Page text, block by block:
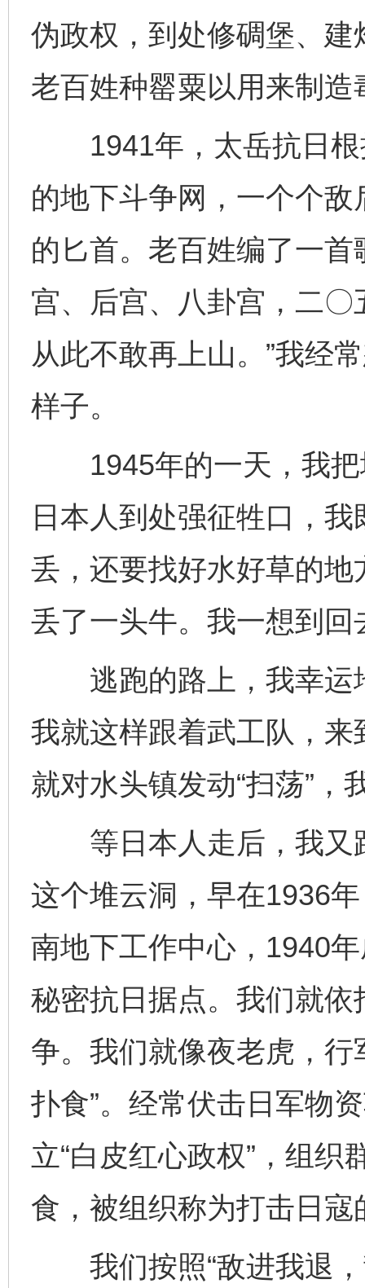
伪政权，到处修碉堡、
老百姓种罂粟以用来制造
1941年，太岳抗日根
的地下斗争网，一个个
的匕首。老百姓编了一
宫、后宫、八卦宫，二
从此不敢再上山。”我经
样子。
1945年的一天，我把
日本人到处强征牲口，
丢，还要找好水好草的
丢了一头牛。我一想到
逃跑的路上，我幸运
我就这样跟着武工队，
就对水头镇发动“扫荡”，
等日本人走后，我又
这个堆云洞，早在1936
南地下工作中心，1940
秘密抗日据点。我们就
争。我们就像夜老虎，行
扑食”。经常伏击日军物
立“白皮红心政权”，组
食，被组织称为打击日寇
我们按照“敌进我退，